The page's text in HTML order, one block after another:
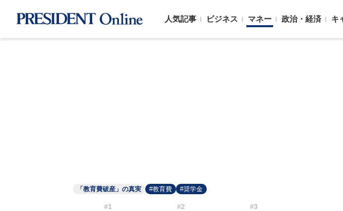
人気記事 ビジネス マネー 政治・経済 キ
「教育費破産」の真実 #教育費 #奨学金
#1 #2 #3